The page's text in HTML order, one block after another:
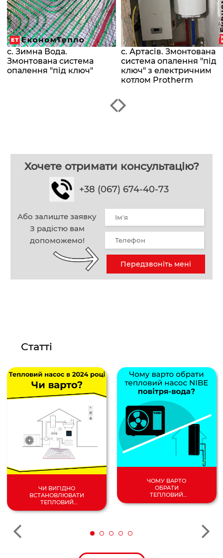
с. Зимна Вода.
Змонтована система
опалення "під ключ"
с. Артасів. Змонтована
система опалення "під
ключ" з електричним
котлом Protherm
Хочете отримати консультацію?
+38 (067) 674-40-73
Або залиште заявку
З радістю вам
допоможемо!
Передзвоніть мені
Статті
ЧИ ВИГІДНО
ВСТАНОВЛЮВАТИ
ТЕПЛОВИЙ
ЧОМУ ВАРТО
ОБРАТИ
ТЕПЛОВИЙ
НАСОС